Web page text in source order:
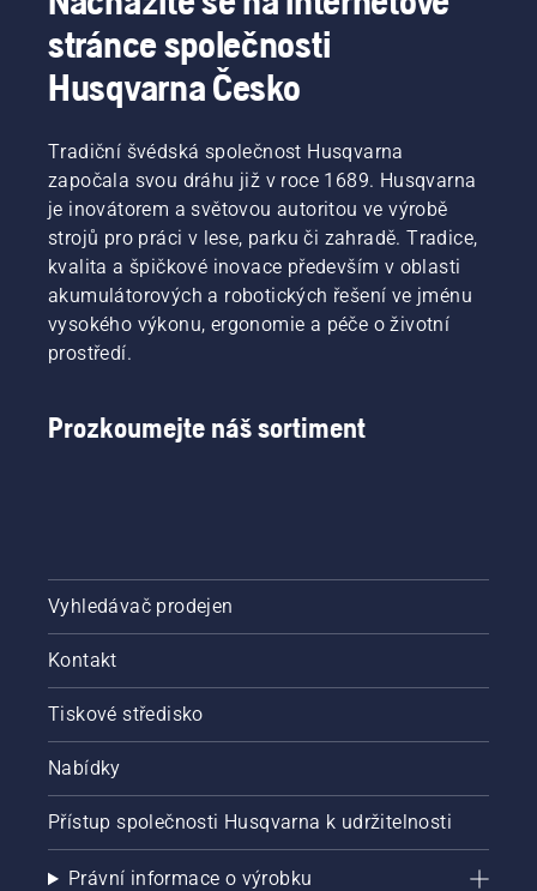
bezpečně
pracovat
s křovinořezem
Husqvarna.
stránce společnosti
Husqvarna Česko
Tradiční švédská společnost Husqvarna
započala svou dráhu již v roce 1689. Husqvarna
je inovátorem a světovou autoritou ve výrobě
strojů pro práci v lese, parku či zahradě. Tradice,
kvalita a špičkové inovace především v oblasti
akumulátorových a robotických řešení ve jménu
vysokého výkonu, ergonomie a péče o životní
prostředí.
Prozkoumejte náš sortiment
Vyhledávač prodejen
Kontakt
Tiskové středisko
Nabídky
Přístup společnosti Husqvarna k udržitelnosti
Právní informace o výrobku